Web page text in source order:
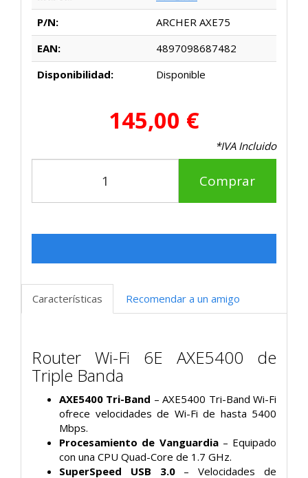
P/N:
ARCHER AXE75
EAN:
4897098687482
Disponibilidad:
Disponible
145,00 €
*IVA Incluido
Comprar
Características Recomendar a un amigo
Router Wi-Fi 6E AXE5400 de
Triple Banda
AXE5400 Tri-Band – AXE5400 Tri-Band Wi-Fi
ofrece velocidades de Wi-Fi de hasta 5400
Mbps.
Procesamiento de Vanguardia– Equipado
con una CPU Quad-Core de 1.7 GHz.
SuperSpeed USB 3.0– Velocidades de